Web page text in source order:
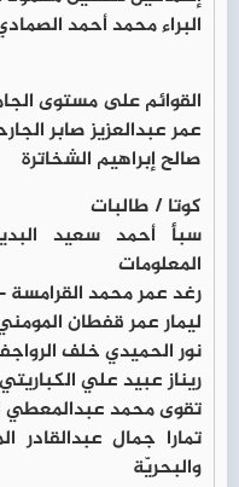
البراء محمد أحمد
القوائم على مستوى
عمر عبدالعزيز صابر
صالح إبراهيم الشخاترة
كوتا / طالبات
سبأ أحمد سعيد
المعلومات
رغد عمر محمد القرامسة
ليمار عمر قفطان
نور الحميدي خلف
ريناز عبيد علي
تقوى محمد عبدالمعطي
تمارا جمال عبدالقادر
والبحريّة